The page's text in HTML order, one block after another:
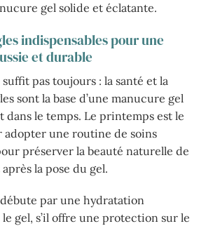
gel solide et éclatante.
indispensables pour une
et durable
pas toujours : la santé et la
sont la base d’une manucure gel
le temps. Le printemps est le
adopter une routine de soins
préserver la beauté naturelle de
la pose du gel.
par une hydratation
gel, s’il offre une protection sur le